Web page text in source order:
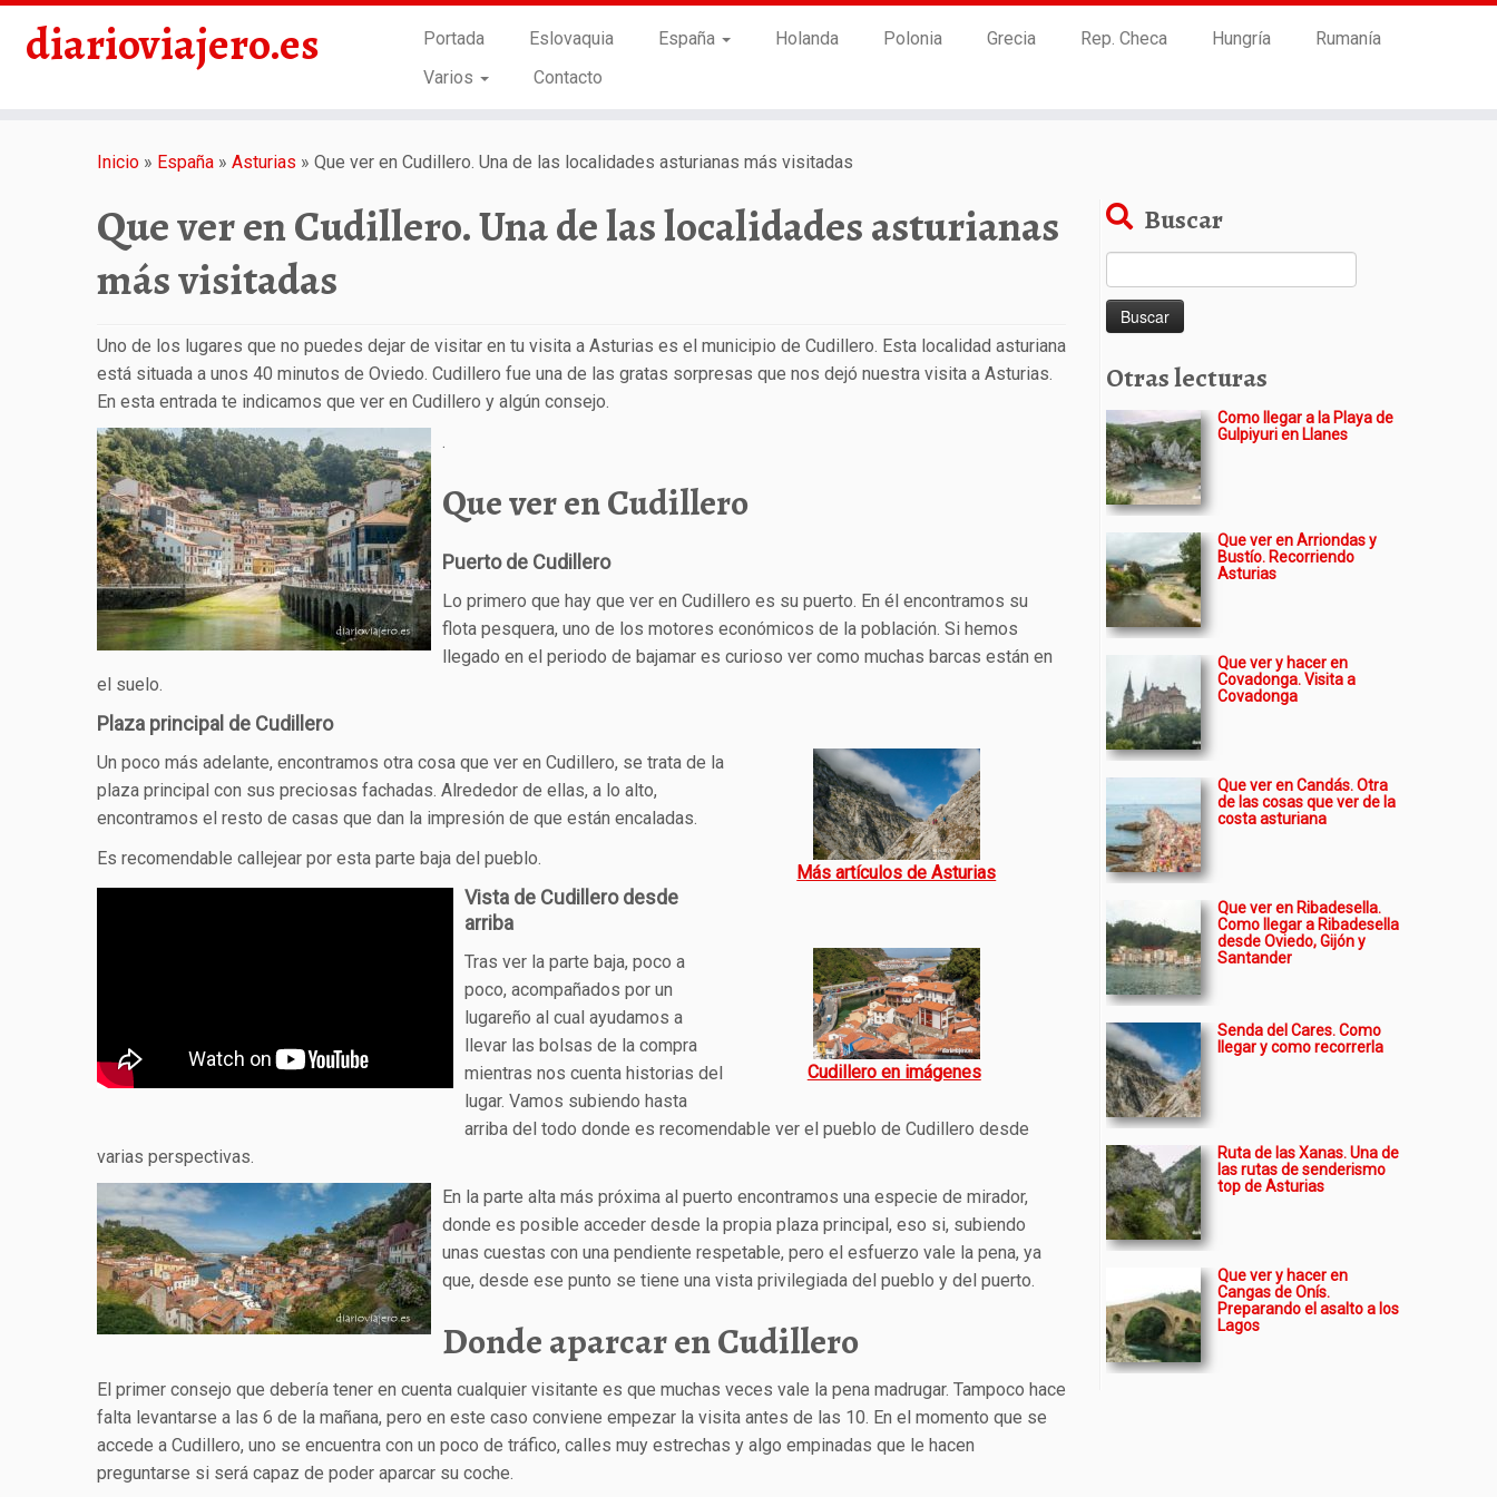
diarioviajero.es Portada Eslovaquia España Holanda Polonia Grecia Rep. Checa Hungría
Rumanía
Varios
Contacto
Inicio » España » Asturias » Que ver en Cudillero. Una de las localidades asturianas más visitadas
Que ver en Cudillero. Una de las localidades asturianas
más visitadas
Uno de los lugares que no puedes dejar de visitar en tu visita a Asturias es el municipio de Cudillero. Esta localidad asturiana
está situada a unos 40 minutos de Oviedo. Cudillero fue una de las gratas sorpresas que nos dejó nuestra visita a Asturias.
En esta entrada te indicamos que ver en Cudillero y algún consejo.
.
Que ver en Cudillero
Puerto de Cudillero
Lo primero que hay que ver en Cudillero es su puerto. En él encontramos su
flota pesquera, uno de los motores económicos de la población. Si hemos
llegado en el periodo de bajamar es curioso ver como muchas barcas están en
el suelo.
Plaza principal de Cudillero
Más artículos de Asturias
Un poco más adelante, encontramos otra cosa que ver en Cudillero, se trata de la
plaza principal con sus preciosas fachadas. Alrededor de ellas, a lo alto,
encontramos el resto de casas que dan la impresión de que están encaladas.
Es recomendable callejear por esta parte baja del pueblo.
Vista de Cudillero desde
arriba
Cudillero en imágenes
Tras ver la parte baja, poco a
poco, acompañados por un
lugareño al cual ayudamos a
llevar las bolsas de la compra
mientras nos cuenta historias del
lugar. Vamos subiendo hasta
arriba del todo donde es recomendable ver el pueblo de Cudillero desde
varias perspectivas.
En la parte alta más próxima al puerto encontramos una especie de mirador,
donde es posible acceder desde la propia plaza principal, eso si, subiendo
unas cuestas con una pendiente respetable, pero el esfuerzo vale la pena, ya
que, desde ese punto se tiene una vista privilegiada del pueblo y del puerto.
Donde aparcar en Cudillero
El primer consejo que debería tener en cuenta cualquier visitante es que muchas veces vale la pena madrugar. Tampoco hace
falta levantarse a las 6 de la mañana, pero en este caso conviene empezar la visita antes de las 10. En el momento que se
accede a Cudillero, uno se encuentra con un poco de tráfico, calles muy estrechas y algo empinadas que le hacen
preguntarse si será capaz de poder aparcar su coche.
Buscar
Otras lecturas
Como llegar a la Playa de
Gulpiyuri en Llanes
Que ver en Arriondas y
Bustío. Recorriendo
Asturias
Que ver y hacer en
Covadonga. Visita a
Covadonga
Que ver en Candás. Otra
de las cosas que ver de la
costa asturiana
Que ver en Ribadesella.
Como llegar a Ribadesella
desde Oviedo, Gijón y
Santander
Senda del Cares. Como
llegar y como recorrerla
Ruta de las Xanas. Una de
las rutas de senderismo
top de Asturias
Que ver y hacer en
Cangas de Onís.
Preparando el asalto a los
Lagos